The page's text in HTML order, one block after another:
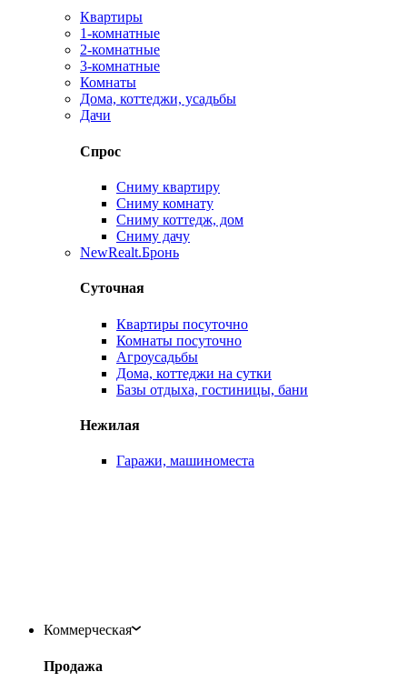
Квартиры
1-комнатные
2-комнатные
3-комнатные
Комнаты
Дома, коттеджи, усадьбы
Дачи
Спрос
Сниму квартиру
Сниму комнату
Сниму коттедж, дом
Сниму дачу
NewRealt.Бронь
Суточная
Квартиры посуточно
Комнаты посуточно
Агроусадьбы
Дома, коттеджи на сутки
Базы отдыха, гостиницы, бани
Нежилая
Гаражи, машиноместа
Коммерческая
Продажа